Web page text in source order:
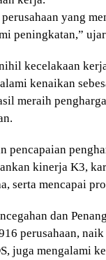
yang
peningkatan,”
kecelakaan
kenaikan
meraih
pencapaian
kinerja K3,
serta mencapai
dan
perusahaan,
juga mengalami